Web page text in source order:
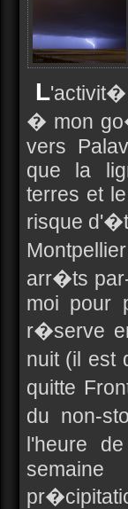
L
� mon
vers
que la
terres et
risque
arr�ts
moi pour
r�serve
nuit (il
quitte
du non-
l'heure